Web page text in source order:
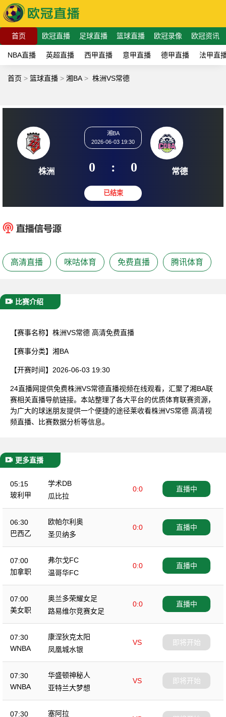
首页 欧冠直播 足球直播 篮球直播 欧冠录像 欧冠资讯
NBA直播 英超直播 西甲直播 意甲直播 德甲直播 法甲直
首页 > 篮球直播 > 湘BA > 株洲VS常德
株洲
湘BA
2026-06-03 19:30
0 : 0 常
高清直播 咪咕体育 免费直播 腾讯体育
比赛介绍
【赛事名称】 株洲VS常德 高清免费直播
【赛事分类】 湘BA
【开赛时间】 2026-06-03 19:30
24直播网提供免费株洲VS常德直播视频在线观看，汇聚了湘BA联
赛相关直播导航链接。本站整理了各大平台的优质体育联赛资源，
为广大的球迷朋友提供一个便捷的途径莱收看株洲VS常德 高清视
频直播、比赛数据分析等信息。
更多直播
05:15
玻利甲
学术DB
0:0
瓜比拉
直播中
06:30
巴西乙
欧帕尔利奥
0:0
圣贝纳多
直播中
07:00
加拿职
弗尔戈FC
0:0
温哥华FC
直播中
07:00
美女职
奥兰多荣耀女足
0:0
路易维尔竞赛女足
直播中
07:30
WNBA
康涅狄克太阳
VS
凤凰城水银
即将开始
07:30
WNBA
华盛顿神秘人
VS
亚特兰大梦想
即将开始
07:30
塞阿拉